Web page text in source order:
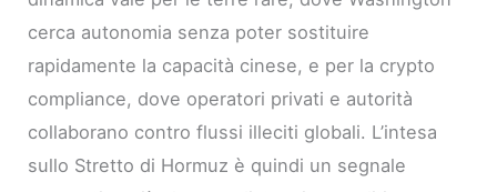
cerca autonomia senza poter sostituire
rapidamente la capacità cinese, e per la crypto
compliance, dove operatori privati e autorità
collaborano contro flussi illeciti globali. L’intesa
sullo Stretto di Hormuz è quindi un segnale